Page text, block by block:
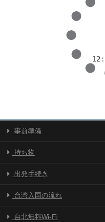
事前準備
持ち物
出発手続き
台湾入国の流れ
台北無料Wi-Fi